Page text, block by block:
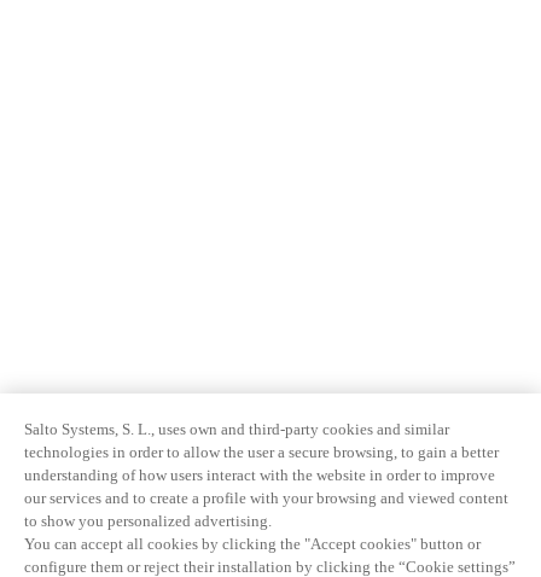
Salto Systems, S. L., uses own and third-party cookies and similar
technologies in order to allow the user a secure browsing, to gain a better
understanding of how users interact with the website in order to improve
our services and to create a profile with your browsing and viewed content
to show you personalized advertising.
You can accept all cookies by clicking the "Accept cookies" button or
configure them or reject their installation by clicking the “Cookie settings”